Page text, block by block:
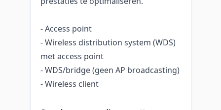
- Access point
- Wireless distribution system (WDS)
met access point
- WDS/bridge (geen AP broadcasting)
- Wireless client